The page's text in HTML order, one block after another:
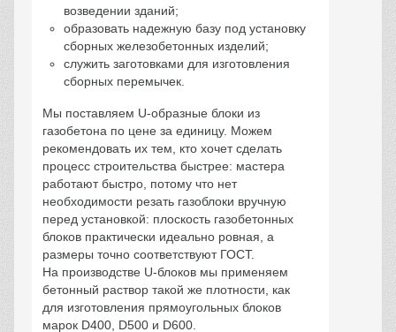
возведении зданий;
образовать надежную базу под установку
сборных железобетонных изделий;
служить заготовками для изготовления
сборных перемычек.
Мы поставляем U-образные блоки из
газобетона по цене за единицу. Можем
рекомендовать их тем, кто хочет сделать
процесс строительства быстрее: мастера
работают быстро, потому что нет
необходимости резать газоблоки вручную
перед установкой: плоскость газобетонных
блоков практически идеально ровная, а
размеры точно соответствуют ГОСТ.
На производстве U-блоков мы применяем
бетонный раствор такой же плотности, как
для изготовления прямоугольных блоков
марок D400, D500 и D600.